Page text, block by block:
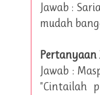
Jawab :
mudah
Pertanyaan
Jawab :
"Cintailah